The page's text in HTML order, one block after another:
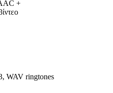
+
WAV ringtones